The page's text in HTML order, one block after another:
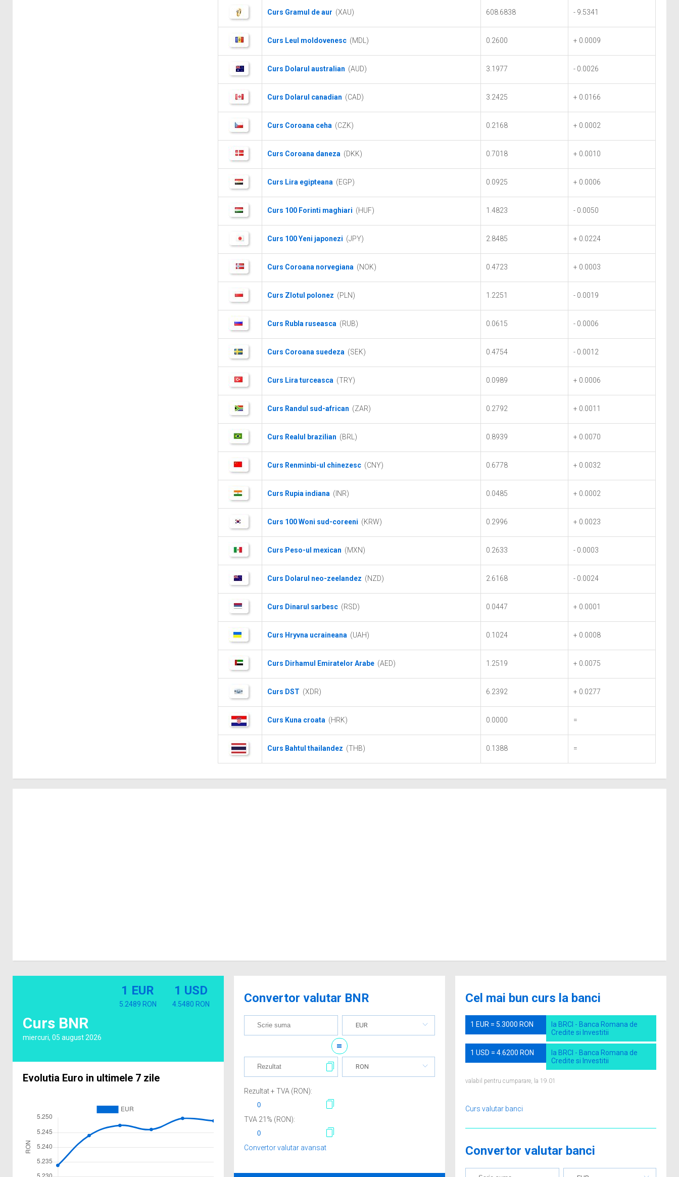
Curs Gramul de aur (XAU) 608.6838 - 9.5341
Curs Leul moldovenesc (MDL) 0.2600 + 0.0009
Curs Dolarul australian (AUD) 3.1977 - 0.0026
Curs Dolarul canadian (CAD) 3.2425 + 0.0166
Curs Coroana ceha (CZK) 0.2168 + 0.0002
Curs Coroana daneza (DKK) 0.7018 + 0.0010
Curs Lira egipteana (EGP) 0.0925 + 0.0006
Curs 100 Forinti maghiari (HUF) 1.4823 - 0.0050
Curs 100 Yeni japonezi (JPY) 2.8485 + 0.0224
Curs Coroana norvegiana (NOK) 0.4723 + 0.0003
Curs Zlotul polonez (PLN) 1.2251 - 0.0019
Curs Rubla ruseasca (RUB) 0.0615 - 0.0006
Curs Coroana suedeza (SEK) 0.4754 - 0.0012
Curs Lira turceasca (TRY) 0.0989 + 0.0006
Curs Randul sud-african (ZAR) 0.2792 + 0.0011
Curs Realul brazilian (BRL) 0.8939 + 0.0070
Curs Renminbi-ul chinezesc (CNY) 0.6778 + 0.0032
Curs Rupia indiana (INR) 0.0485 + 0.0002
Curs 100 Woni sud-coreeni (KRW) 0.2996 + 0.0023
Curs Peso-ul mexican (MXN) 0.2633 - 0.0003
Curs Dolarul neo-zeelandez (NZD) 2.6168 - 0.0024
Curs Dinarul sarbesc (RSD) 0.0447 + 0.0001
Curs Hryvna ucraineana (UAH) 0.1024 + 0.0008
Curs Dirhamul Emiratelor Arabe (AED) 1.2519 + 0.0075
Curs DST (XDR) 6.2392 + 0.0277
Curs Kuna croata (HRK) 0.0000 =
Curs Bahtul thailandez (THB) 0.1388 =
Curs BNR
miercuri, 05 august 2026
1 EUR
5.2489 RON
1 USD
4.5480 RON
Evolutia Euro in ultimele 7 zile
Convertor valutar BNR
EUR
=
RON
Rezultat + TVA (RON):
TVA 21 % (RON):
Convertor valutar avansat
Cel mai bun curs la banci
1 EUR = 5.3000 RON
la BRCI - Banca Romana de
Credite si Investitii
1 USD = 4.6200 RON
la BRCI - Banca Romana de
Credite si Investitii
valabil pentru cumparare, la 19.01
Curs valutar banci
Convertor valutar banci